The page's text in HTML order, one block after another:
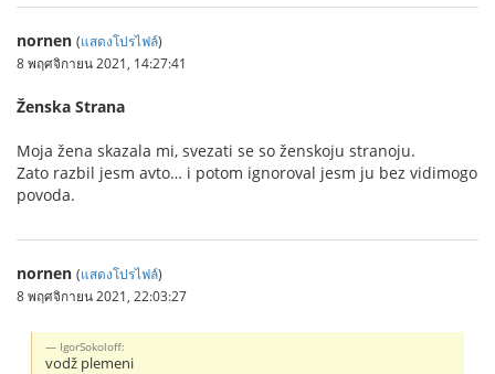
nornen (แสดงโปรไฟล์)
8 พฤศจิกายน 2021, 14:27:41
Ženska Strana
Moja žena skazala mi, svezati se so ženskoju stranoju.
Zato razbil jesm avto… i potom ignoroval jesm ju bez vidimogo
povoda.
nornen (แสดงโปรไฟล์)
8 พฤศจิกายน 2021, 22:03:27
IgorSokoloff:
vodž plemeni